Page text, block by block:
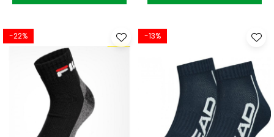
-22% -13%